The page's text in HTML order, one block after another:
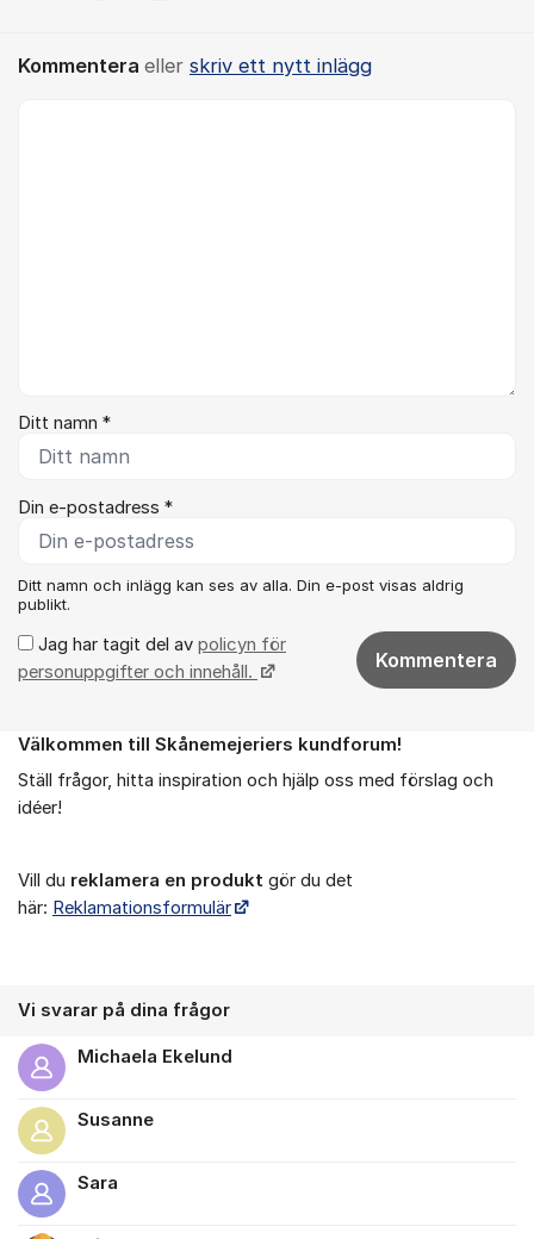
Kommentera eller skriv ett nytt inlägg
Ditt namn *
Din e-postadress *
Ditt namn och inlägg kan ses av alla. Din e-post visas aldrig
publikt.
Jag har tagit del av policyn för
personuppgifter och innehåll.
Kommentera
Om forumet
Välkommen till Skånemejeriers kundforum!
Ställ frågor, hitta inspiration och hjälp oss med förslag och
idéer!
Vill du reklamera en produkt gör du det
här: Reklamationsformulär
Vi svarar på dina frågor
Michaela Ekelund
Susanne
Sara